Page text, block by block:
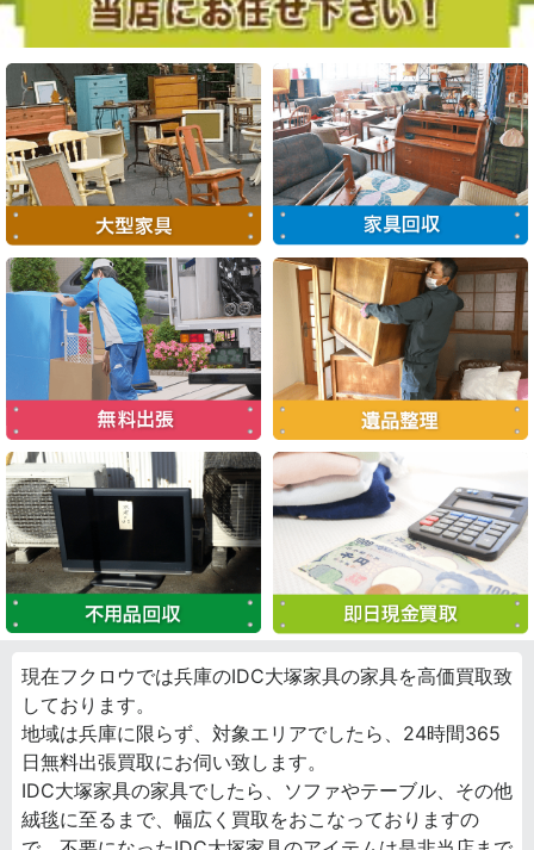
現在フクロウでは兵庫のIDC大塚家具の家具を高価買取致
しております。
地域は兵庫に限らず、対象エリアでしたら、24時間365
日無料出張買取にお伺い致します。
IDC大塚家具の家具でしたら、ソファやテーブル、その他
絨毯に至るまで、幅広く買取をおこなっておりますの